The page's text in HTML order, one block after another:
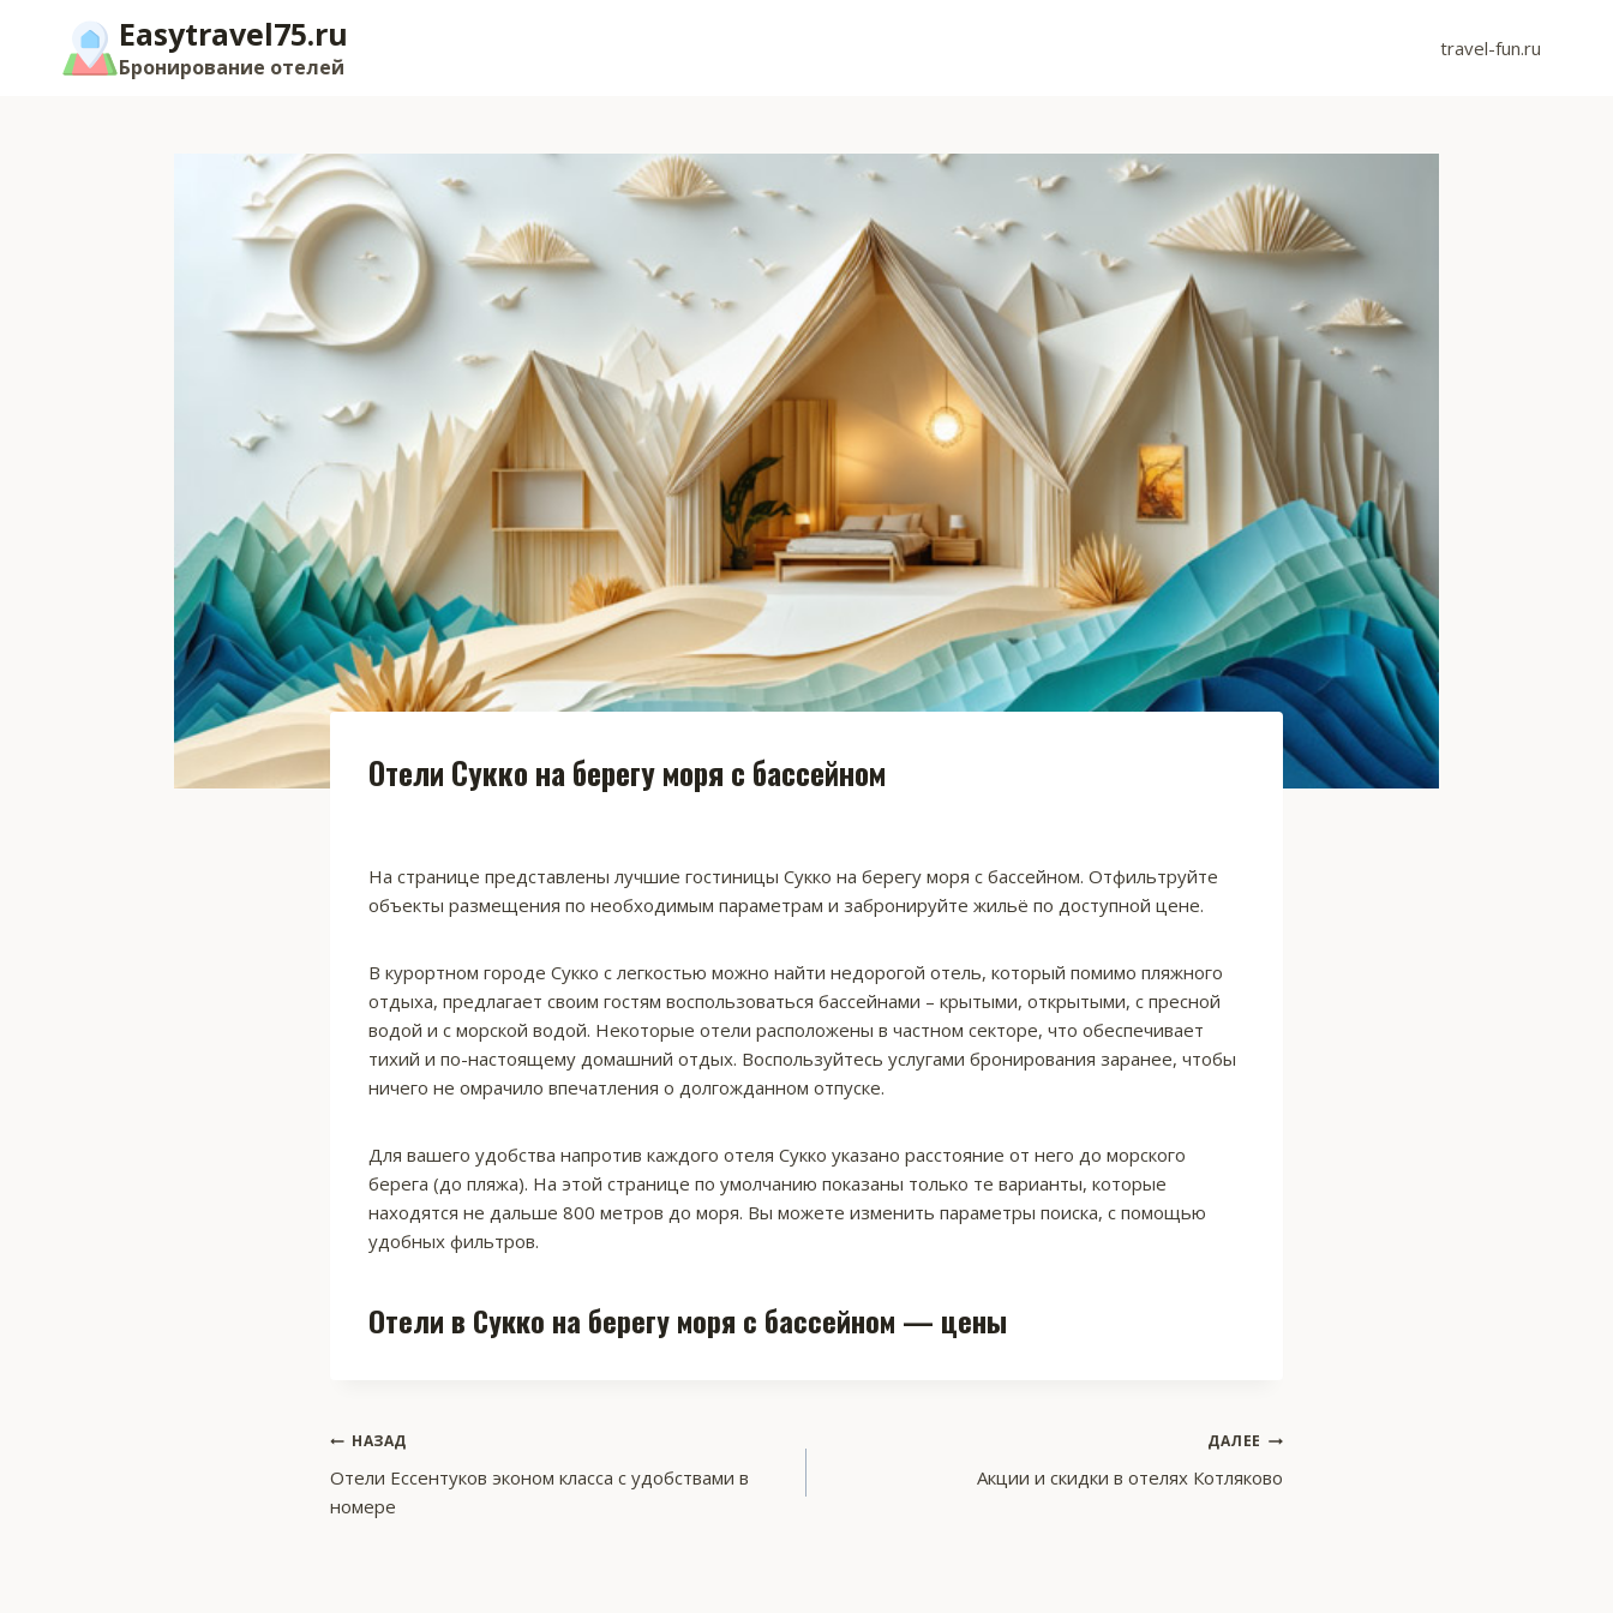
содержимому
Easytravel75.ru
Бронирование отелей
travel-fun.ru
Отели Сукко на берегу моря с бассейном
На странице представлены лучшие гостиницы Сукко на берегу моря с бассейном. Отфильтруйте
объекты размещения по необходимым параметрам и забронируйте жильё по доступной цене.
В курортном городе Сукко с легкостью можно найти недорогой отель, который помимо пляжного
отдыха, предлагает своим гостям воспользоваться бассейнами – крытыми, открытыми, с пресной
водой и с морской водой. Некоторые отели расположены в частном секторе, что обеспечивает
тихий и по-настоящему домашний отдых. Воспользуйтесь услугами бронирования заранее, чтобы
ничего не омрачило впечатления о долгожданном отпуске.
Для вашего удобства напротив каждого отеля Сукко указано расстояние от него до морского
берега (до пляжа). На этой странице по умолчанию показаны только те варианты, которые
находятся не дальше 800 метров до моря. Вы можете изменить параметры поиска, с помощью
удобных фильтров.
Отели в Сукко на берегу моря с бассейном — цены
Навигация
по
записям
НАЗАД
Отели Ессентуков эконом класса с удобствами в
номере
ДАЛЕЕ
Акции и скидки в отелях Котляково